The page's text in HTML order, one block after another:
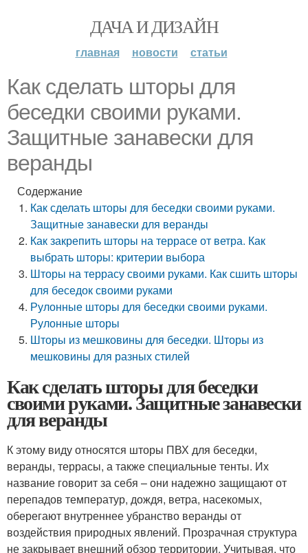
ДАЧА И ДИЗАЙН
главная новости статьи
Как сделать шторы для
беседки своими руками.
Защитные занавески для
веранды
Содержание
Как сделать шторы для беседки своими руками.
Защитные занавески для веранды
Как закрепить шторы на террасе от ветра. Как
выбрать шторы: критерии выбора
Шторы на террасу своими руками. Как сшить шторы
для беседок своими руками
Рулонные шторы для беседки своими руками.
Рулонные шторы
Шторы из мешковины для беседки. Шторы из
мешковины для разных стилей
Как сделать шторы для беседки
своими руками. Защитные занавески
для веранды
К этому виду относятся шторы ПВХ для беседки,
веранды, террасы, а также специальные тенты. Их
название говорит за себя – они надежно защищают от
перепадов температур, дождя, ветра, насекомых,
оберегают внутреннее убранство веранды от
воздействия природных явлений. Прозрачная структура
не закрывает внешний обзор территории. Учитывая, что